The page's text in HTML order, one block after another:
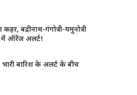
बद्रीनाथ-गंगोत्री-यमुनोत्री
में ऑरेंज अलर्ट!
बारिश के अलर्ट के बीच